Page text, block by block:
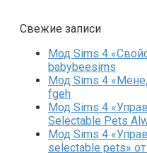
Свежие записи
Мод Sims 4
babybeesims
Мод Sims 4
fgeh
Мод Sims 4
Selectable Pets
Мод Sims 4
selectable pets» от